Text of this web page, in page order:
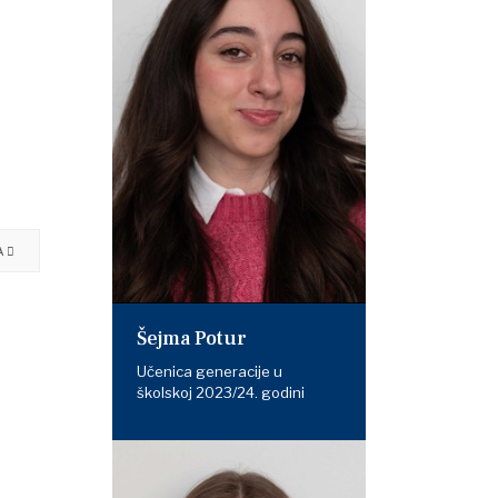
Šejma Potur
Učenica generacije u
školskoj 2023/24. godini